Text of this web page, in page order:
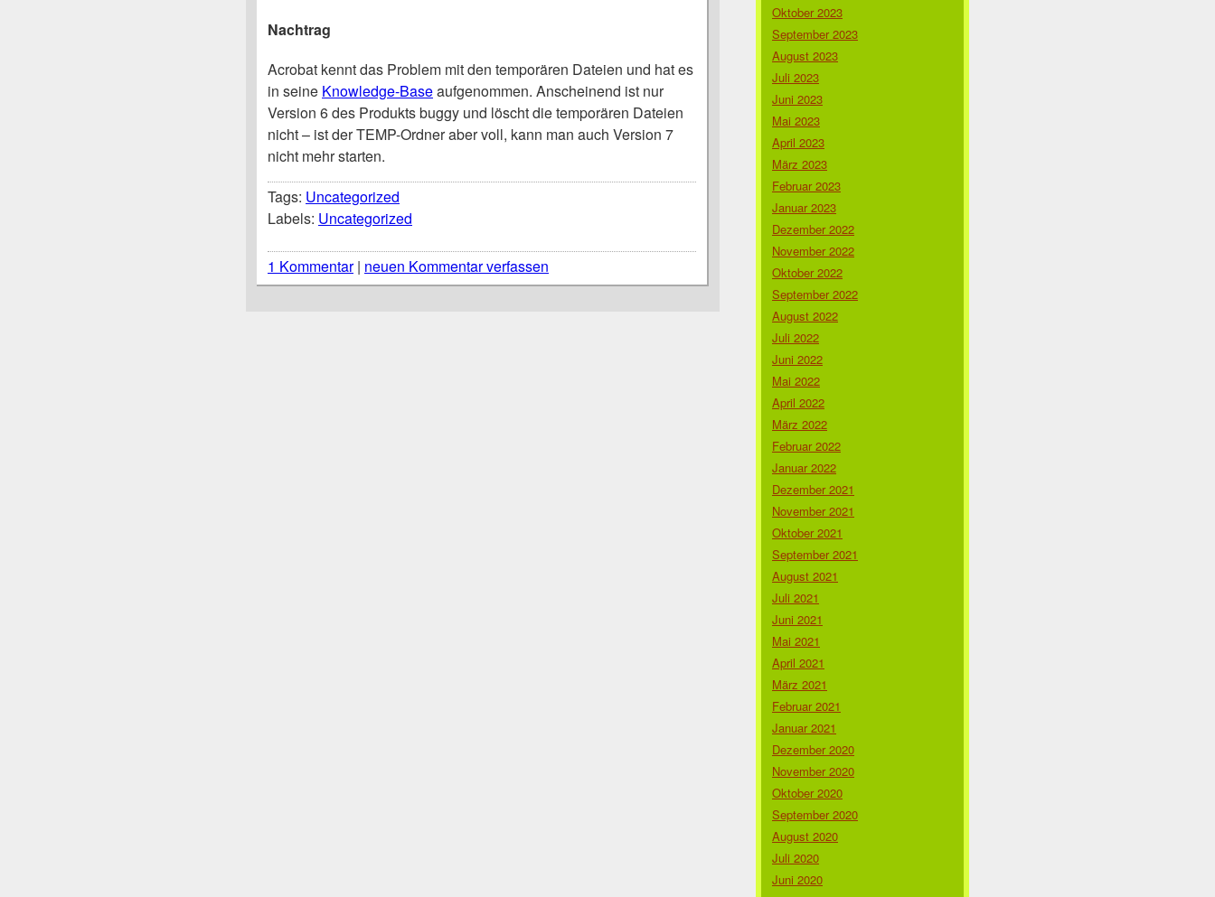
Nachtrag
Acrobat kennt das Problem mit den temporären Dateien und hat es
in seine Knowledge-Baseaufgenommen. Anscheinend ist nur
Version 6 des Produkts buggy und löscht die temporären Dateien
nicht – ist der TEMP-Ordner aber voll, kann man auch Version 7
nicht mehr starten.
Tags: Uncategorized
Labels: Uncategorized
1 Kommentar| neuen Kommentar verfassen
Oktober 2023
September 2023
August 2023
Juli 2023
Juni 2023
Mai 2023
April 2023
März 2023
Februar 2023
Januar 2023
Dezember 2022
November 2022
Oktober 2022
September 2022
August 2022
Juli 2022
Juni 2022
Mai 2022
April 2022
März 2022
Februar 2022
Januar 2022
Dezember 2021
November 2021
Oktober 2021
September 2021
August 2021
Juli 2021
Juni 2021
Mai 2021
April 2021
März 2021
Februar 2021
Januar 2021
Dezember 2020
November 2020
Oktober 2020
September 2020
August 2020
Juli 2020
Juni 2020